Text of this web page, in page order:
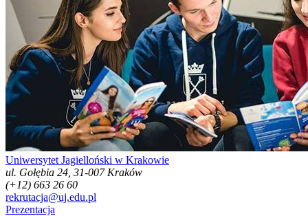
Uniwersytet Jagielloński w Krakowie
ul. Gołębia 24, 31-007 Kraków
(+12) 663 26 60
rekrutacja@uj.edu.pl
Prezentacja